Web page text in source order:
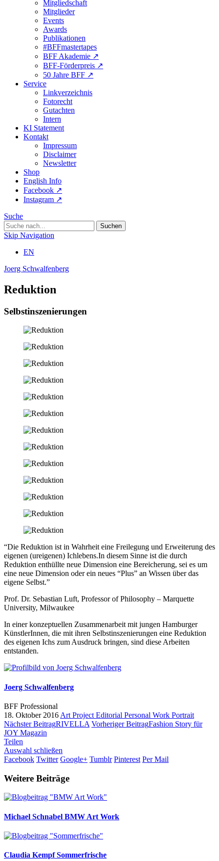
Mitgliedschaft
Mitglieder
Events
Awards
Publikationen
#BFFmastertapes
BFF Akademie ↗︎
BFF-Förderpreis ↗︎
50 Jahre BFF ↗︎
Service
Linkverzeichnis
Fotorecht
Gutachten
Intern
KI Statement
Kontakt
Impressum
Disclaimer
Newsletter
Shop
English Info
Facebook ↗︎
Instagram ↗︎
Suche
Skip Navigation
EN
Joerg Schwalfenberg
Reduktion
Selbstinszenierungen
“Die Reduktion ist in Wahrheit eine Freilegung und Erweiterung des
eigenen (ureigenen) Ichlebens.In diesem Sinne ist die durch
Reduktion enthüllte neue Dimension eine Bereicherung, sei es um
eine neue Dimension oder ein neues “Plus” an Wissen über das
eigene Selbst.”
Prof. Dr. Sebastian Luft, Professor of Philosophy – Marquette
University, Milwaukee
In einer konzeptuellen Zusammenarbeit mit jungen Hamburger
KünstlerInnen, die mit ihren Selbstinszenierungen eine Reduktion
des eigenen Ichs zum Ausdruck bringen, sind diese Arbeiten
entstanden.
Joerg Schwalfenberg
BFF Professional
18. Oktober 2016 Art Project Editorial Personal Work Portrait
Nächster BeitragRIVELLA Vorheriger BeitragFashion Story für
JOY Magazin
Teilen
Auswahl schließen
Facebook Twitter Google+ Tumblr Pinterest Per Mail
Weitere Beiträge
Michael Schnabel BMW Art Work
Claudia KempfSommerfrische